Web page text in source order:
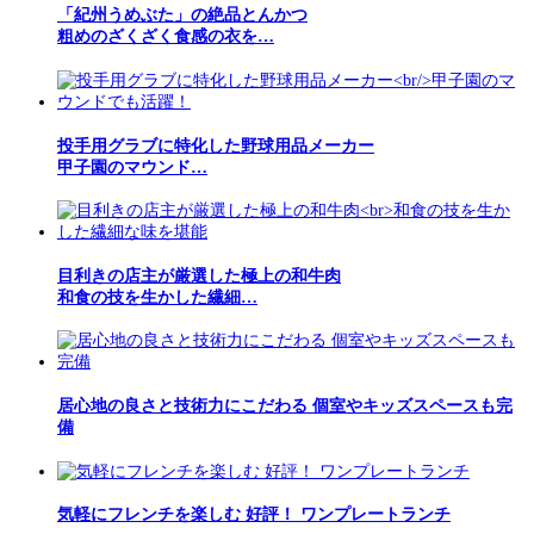
「紀州うめぶた」の絶品とんかつ
粗めのざくざく食感の衣を…
投手用グラブに特化した野球用品メーカー
甲子園のマウンド…
目利きの店主が厳選した極上の和牛肉
和食の技を生かした繊細…
居心地の良さと技術力にこだわる 個室やキッズスペースも完
備
気軽にフレンチを楽しむ 好評！ ワンプレートランチ